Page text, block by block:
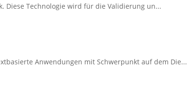
Diese Technologie wird für die Validierung un...
Anwendungen mit Schwerpunkt auf dem Die...